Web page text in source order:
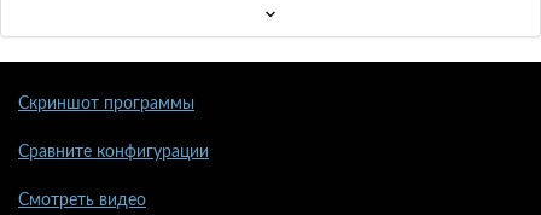
Скриншот программы
Сравните конфигурации
Смотреть видео